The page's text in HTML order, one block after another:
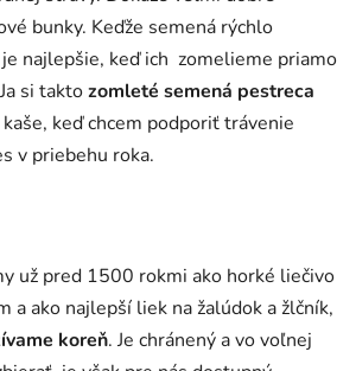
bunky. Keďže semená rýchlo
najlepšie, keď ich zomelieme priamo
si taktozomleté semená pestreca
keď chcem podporiť trávenie
v priebehu roka.
už pred 1500 rokmi ako horké liečivo
a ako najlepší liek na žalúdok a žlčník,
koreň. Je chránený a vo voľnej